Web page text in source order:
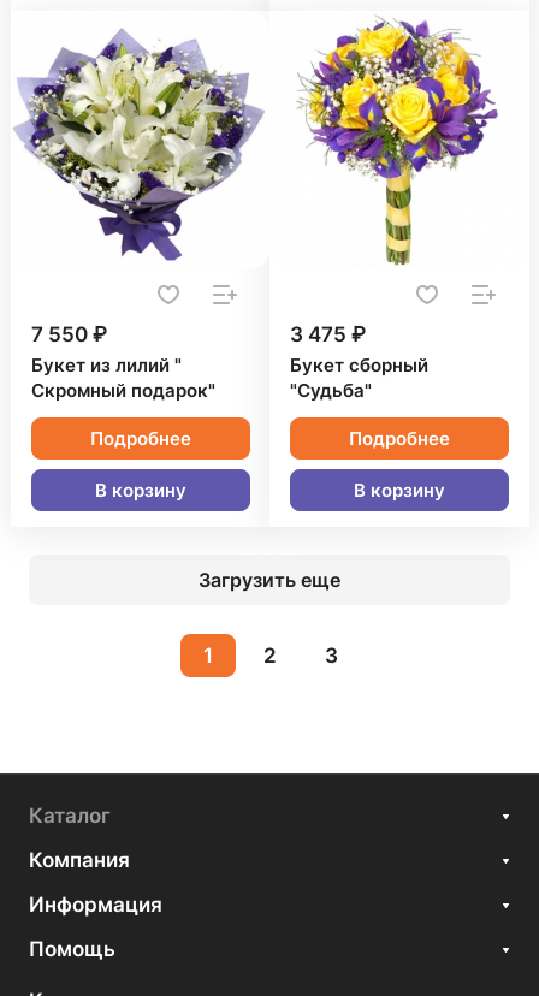
7 550 ₽
Букет из лилий "
Скромный подарок"
Подробнее
В корзину
3 475 ₽
Букет сборный
"Судьба"
Подробнее
В корзину
Загрузить еще
1 2 3
Каталог
Компания
Информация
Помощь